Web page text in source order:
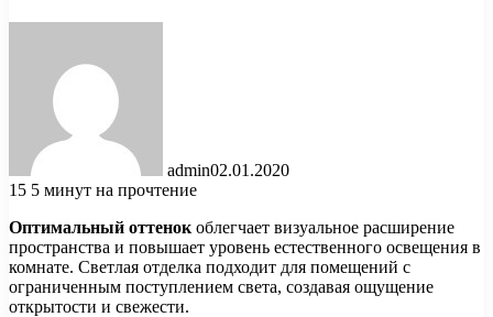
admin02.01.2020
15 5 минут на прочтение
Оптимальный оттенок облегчает визуальное расширение
пространства и повышает уровень естественного освещения в
комнате. Светлая отделка подходит для помещений с
ограниченным поступлением света, создавая ощущение
открытости и свежести.